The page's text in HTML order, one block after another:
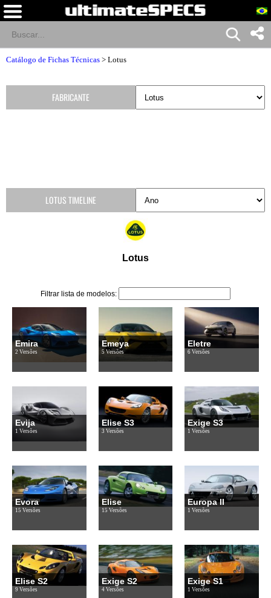
Catálogo de Fichas Técnicas > Lotus
Lotus
Filtrar lista de modelos:
Emira
2 Versões
Emeya
5 Versões
Eletre
6 Versões
Evija
1 Versões
Elise S3
3 Versões
Exige S3
1 Versões
Evora
15 Versões
Elise
15 Versões
Europa II
1 Versões
Elise S2
9 Versões
Exige S2
4 Versões
Exige S1
1 Versões
FABRICANTE
LOTUS TIMELINE